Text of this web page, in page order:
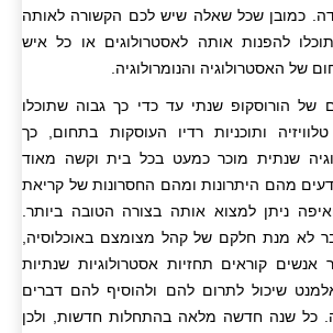
כמובן שכל שאלה שיש לכם הקשורה לאותה
להפנות אותה לאסטרולוגים או כל איש
האסטרולוגיה והנומרולוגיה.
של הורוסקופ שנתי עד כדי כך גבוה שתוכלו
ותוכניות רדיו העוסקות בתחום, כך
שנתית מוכר כמעט בכל בית וקשה מאוד
מהם היתרונות ומהם החסרונות של קריאת
ניתן למצוא אותה בצורה הטובה ביותר.
לא מנת חלקם של קהל מצומצם באוכלוסיה,
אנשים קוראים תחזיות אסטרולוגיות שנתיות
שיכול לתרום להם ולהוסיף להם דברים
כל שנה חדשה מלאה בהתחלות חדשות, ולכן